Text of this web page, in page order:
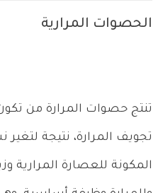
الحصوات المرارية
تنتج حصوات المرارة من
تجويف المرارة، نتيجة لتغير
المكونة للعصارة المرارية